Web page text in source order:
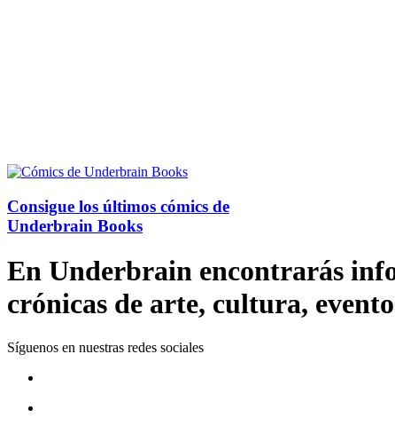
Consigue los últimos cómics de
Underbrain Books
En Underbrain encontrarás
crónicas de arte, cultura,
Síguenos en nuestras redes sociales